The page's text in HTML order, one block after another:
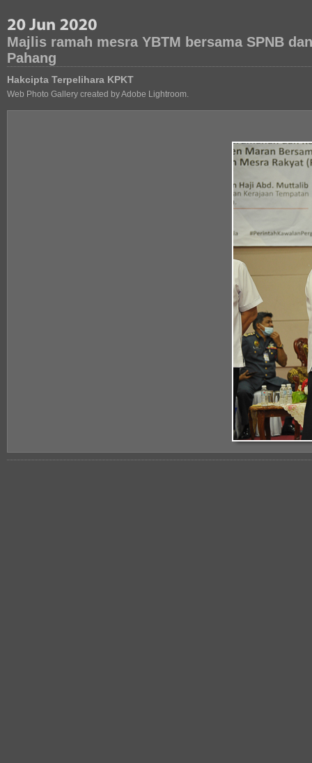
Majlis ramah mesra YBTM bersama SPNB
Pahang
Hakcipta Terpelihara KPKT
Web Photo Gallery created by Adobe Lightroom.